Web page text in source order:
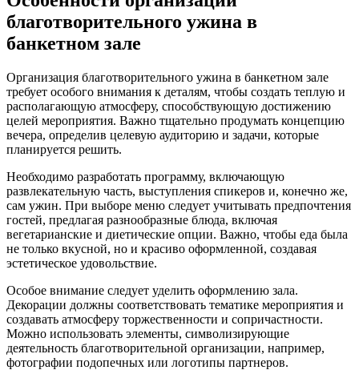
благотворительного ужина в
банкетном зале
Организация благотворительного ужина в банкетном зале
требует особого внимания к деталям, чтобы создать теплую и
располагающую атмосферу, способствующую достижению
целей мероприятия. Важно тщательно продумать концепцию
вечера, определив целевую аудиторию и задачи, которые
планируется решить.
Необходимо разработать программу, включающую
развлекательную часть, выступления спикеров и, конечно же,
сам ужин. При выборе меню следует учитывать предпочтения
гостей, предлагая разнообразные блюда, включая
вегетарианские и диетические опции. Важно, чтобы еда была
не только вкусной, но и красиво оформленной, создавая
эстетическое удовольствие.
Особое внимание следует уделить оформлению зала.
Декорации должны соответствовать тематике мероприятия и
создавать атмосферу торжественности и сопричастности.
Можно использовать элементы, символизирующие
деятельность благотворительной организации, например,
фотографии подопечных или логотипы партнеров.